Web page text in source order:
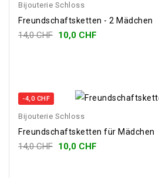
Bijouterie Schloss
Freundschaftsketten - 2 Mädchen
14,0 CHF 10,0 CHF
-4,0 CHF
Bijouterie Schloss
Freundschaftsketten für Mädchen
14,0 CHF 10,0 CHF